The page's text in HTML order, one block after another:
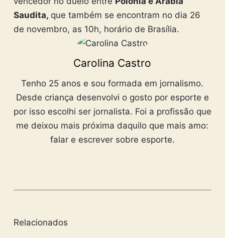
Saudita, que também se encontram no dia 26
de novembro, as 10h, horário de Brasília.
Carolina Castro
Tenho 25 anos e sou formada em jornalismo.
Desde criança desenvolvi o gosto por esporte e
por isso escolhi ser jornalista. Foi a profissão que
me deixou mais próxima daquilo que mais amo:
falar e escrever sobre esporte.
Relacionados